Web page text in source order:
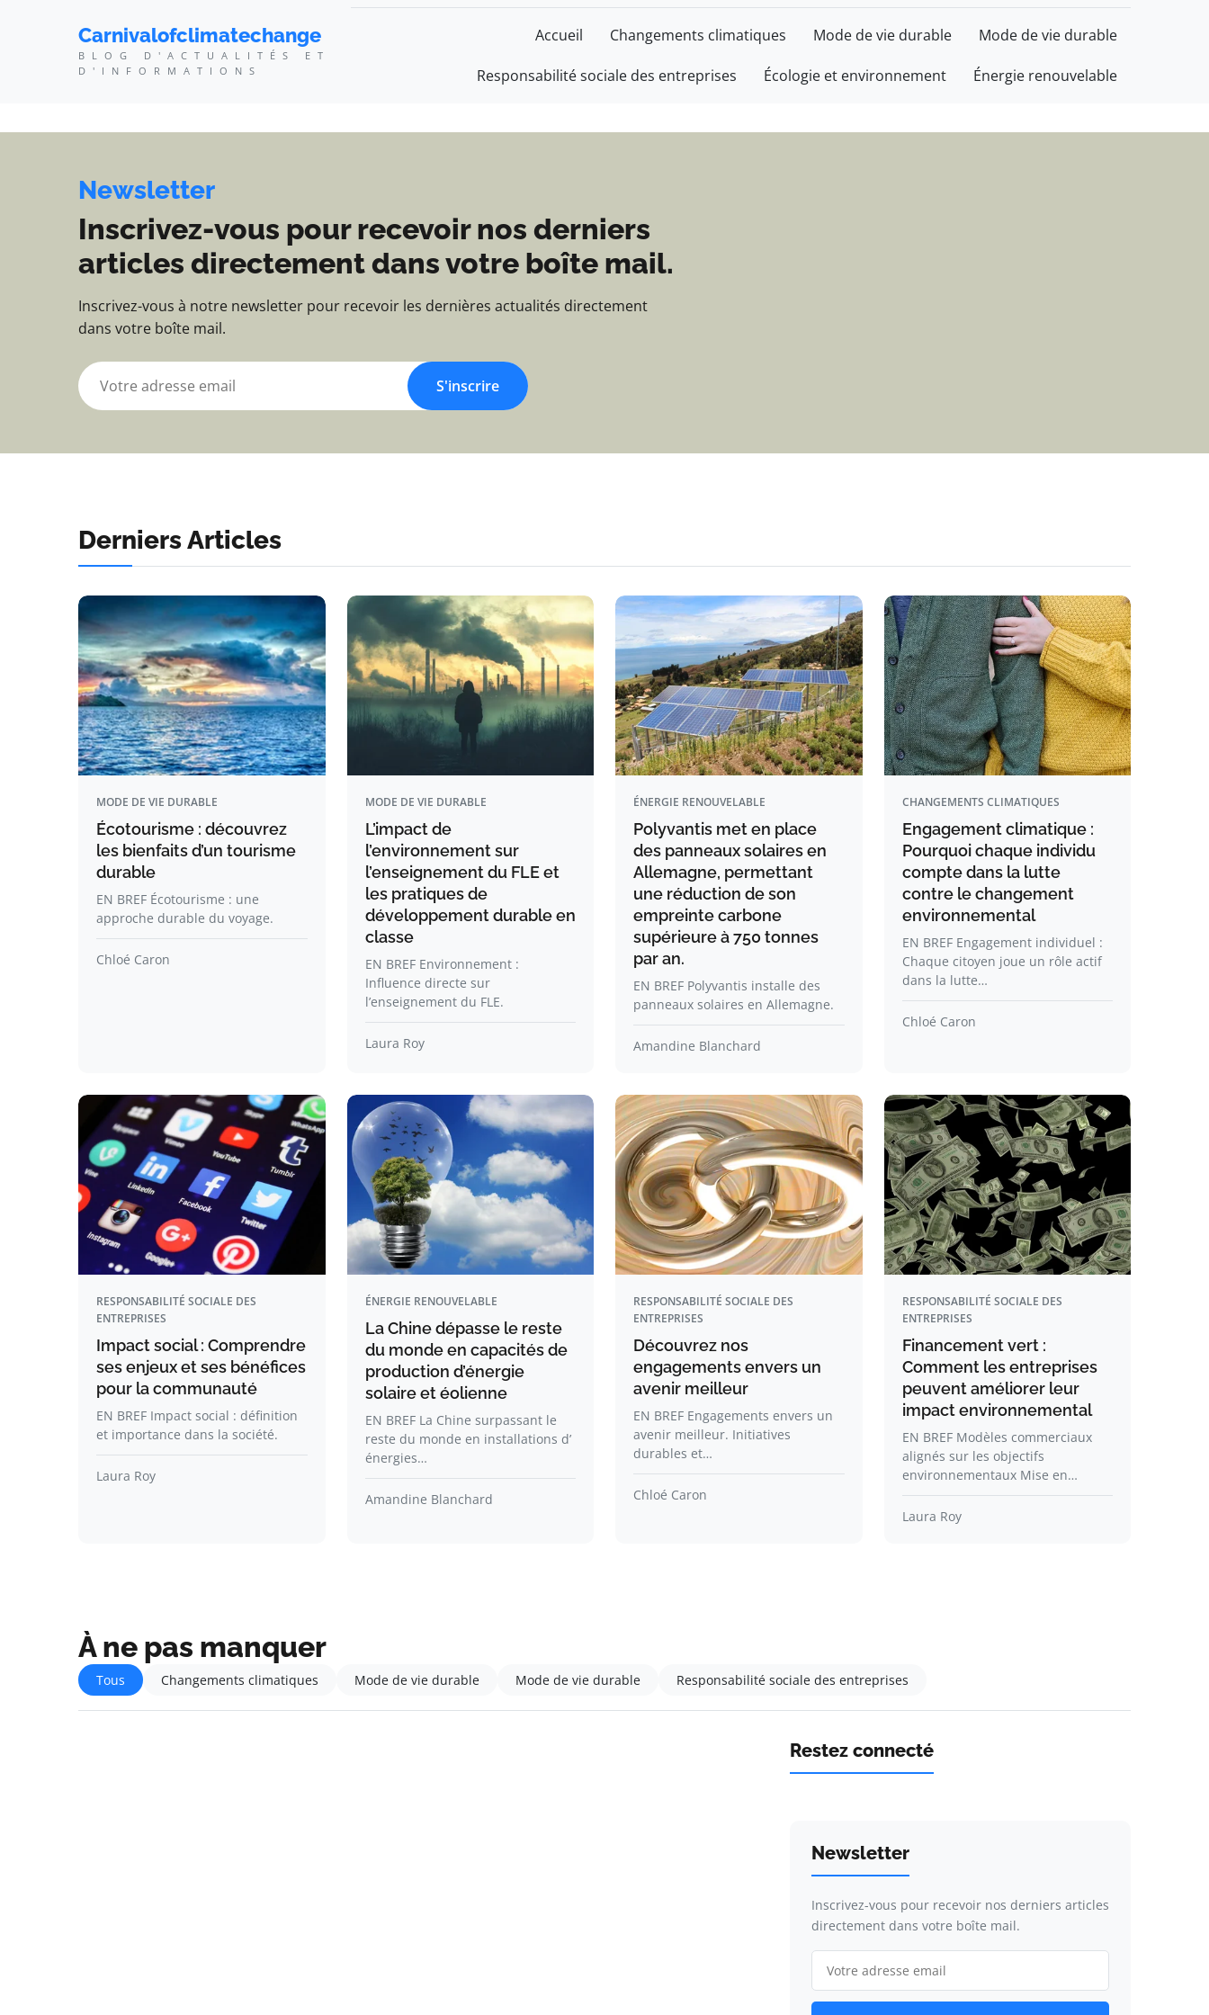
Carnivalofclimatechange - Blog d'actualités et d'informations
Carnivalofclimatechange
BLOG D'ACTUALITÉS ET
D'INFORMATIONS
Accueil Changements climatiques Mode de vie durable Mode de vie durable
Responsabilité sociale des entreprises Écologie et environnement Énergie renouvelable
Newsletter
Inscrivez-vous pour recevoir nos derniers
articles directement dans votre boîte mail.
Inscrivez-vous à notre newsletter pour recevoir les dernières actualités directement
dans votre boîte mail.
S'inscrire
Derniers Articles
MODE DE VIE DURABLE
Écotourisme : découvrez
les bienfaits d’un tourisme
durable
EN BREF Écotourisme : une
approche durable du voyage.
Chloé Caron
MODE DE VIE DURABLE
L’impact de
l’environnement sur
l’enseignement du FLE et
les pratiques de
développement durable en
classe
EN BREF Environnement :
Influence directe sur
l’enseignement du FLE.
Laura Roy
ÉNERGIE RENOUVELABLE
Polyvantis met en place
des panneaux solaires en
Allemagne, permettant
une réduction de son
empreinte carbone
supérieure à 750 tonnes
par an.
EN BREF Polyvantis installe des
panneaux solaires en Allemagne.
Amandine Blanchard
CHANGEMENTS CLIMATIQUES
Engagement climatique :
Pourquoi chaque individu
compte dans la lutte
contre le changement
environnemental
EN BREF Engagement individuel :
Chaque citoyen joue un rôle actif
dans la lutte…
Chloé Caron
RESPONSABILITÉ SOCIALE DES
ENTREPRISES
Impact social : Comprendre
ses enjeux et ses bénéfices
pour la communauté
EN BREF Impact social : définition
et importance dans la société.
Laura Roy
ÉNERGIE RENOUVELABLE
La Chine dépasse le reste
du monde en capacités de
production d’énergie
solaire et éolienne
EN BREF La Chine surpassant le
reste du monde en installations d’
énergies…
Amandine Blanchard
RESPONSABILITÉ SOCIALE DES
ENTREPRISES
Découvrez nos
engagements envers un
avenir meilleur
EN BREF Engagements envers un
avenir meilleur. Initiatives
durables et…
Chloé Caron
RESPONSABILITÉ SOCIALE DES
ENTREPRISES
Financement vert :
Comment les entreprises
peuvent améliorer leur
impact environnemental
EN BREF Modèles commerciaux
alignés sur les objectifs
environnementaux Mise en…
Laura Roy
À ne pas manquer
Tous Changements climatiques Mode de vie durable Mode de vie durable Responsabilité sociale des entreprises
Restez connecté
Newsletter
Inscrivez-vous pour recevoir nos derniers articles
directement dans votre boîte mail.